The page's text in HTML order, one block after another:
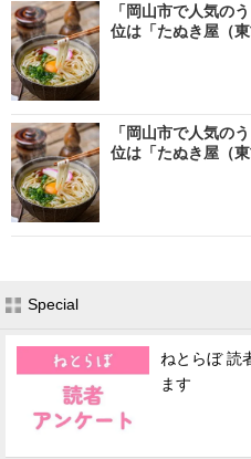
「岡山市で人気の
位は「たぬき屋（
「岡山市で人気の
位は「たぬき屋（
Special
ねとらぼ 読
ます